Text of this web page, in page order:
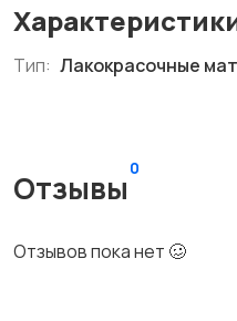
Тип: Лакокрасочные
Отзывы
0
Отзывов пока нет 🥴